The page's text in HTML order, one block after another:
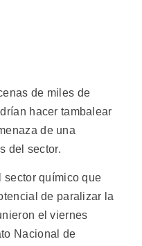
de miles de
hacer tambalear
de una
del sector.
sector químico que
de paralizar la
el viernes
Nacional de